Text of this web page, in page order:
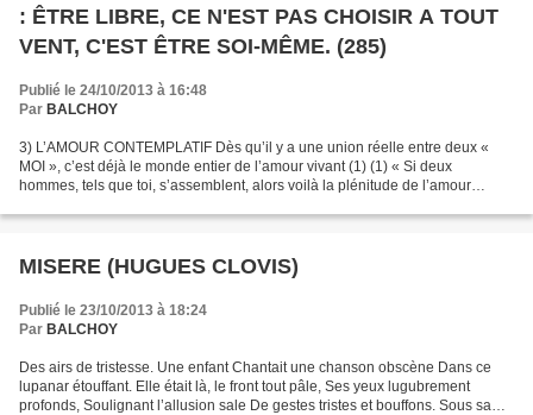
: ÊTRE LIBRE, CE N'EST PAS CHOISIR A TOUT
VENT, C'EST ÊTRE SOI-MÊME. (285)
Publié le 24/10/2013 à 16:48
Par BALCHOY
3) L’AMOUR CONTEMPLATIF Dès qu’il y a une union réelle entre deux «
MOI », c’est déjà le monde entier de l’amour vivant (1) (1) « Si deux
hommes, tels que toi, s’assemblent, alors voilà la plénitude de l’amour
MISERE (HUGUES CLOVIS)
Publié le 23/10/2013 à 18:24
Par BALCHOY
Des airs de tristesse. Une enfant Chantait une chanson obscène Dans ce
lupanar étouffant. Elle était là, le front tout pâle, Ses yeux lugubrement
profonds, Soulignant l’allusion sale De gestes tristes et bouffons. Sous sa